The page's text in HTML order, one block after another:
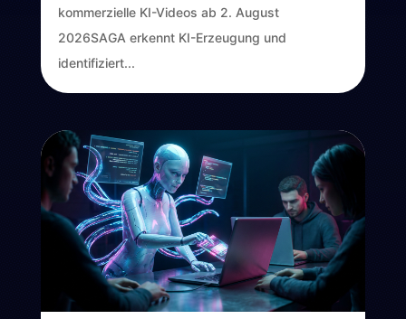
kommerzielle KI-Videos ab 2. August
2026SAGA erkennt KI-Erzeugung und
identifiziert...